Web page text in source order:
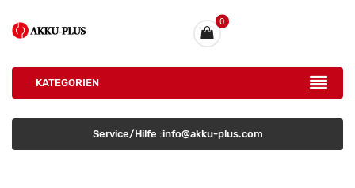
0
KATEGORIEN
Service/Hilfe :info@akku-plus.com